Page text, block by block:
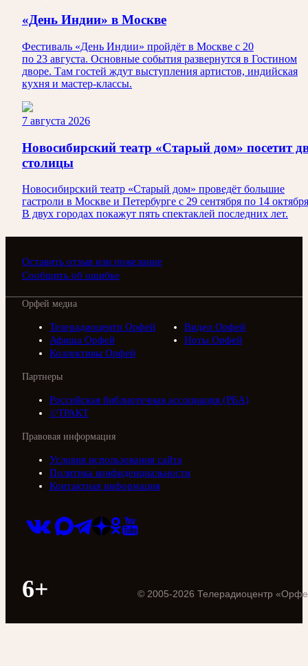
«День Индии» в Москве
Фестиваль «День Индии» пройдёт в Москве с 20
по 23 августа. Основные события развернутся в Гостином
дворе. Там гостей ждут выступления артистов, индийская
кухня и мастер-классы.
7 августа 2026
Новосибирский театр «Старый дом» посетит
столицы
Новосибирский театр «Старый дом» проведёт большие
гастроли в Москве и Петербурге с 29 сентября по 14
В двух городах покажут пять спектаклей последних лет.
Оставить отзыв или пожелание
Сообщить об ошибке
Орфей медиа
Телерадиоцентр Орфей
Видео Орфей
Афиша Орфей
Ноты Орфей
Коллективы Орфей
Партнеры
Российская библиотечная ассоциация (РБА)
///ТРАКТ
Правовая информация
Условия использования сайта
Политика конфиденциальности
Контактная информация
6+ © 2005-2026 Телерадиоцентр